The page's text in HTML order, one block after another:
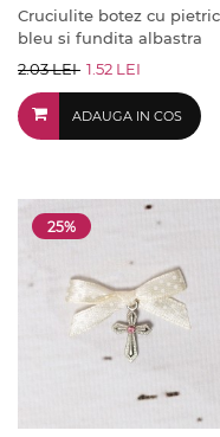
Cruciulite botez cu
bleu si fundita albastra
2.03 LEI 1.52 LEI
ADAUGA IN COS
25%